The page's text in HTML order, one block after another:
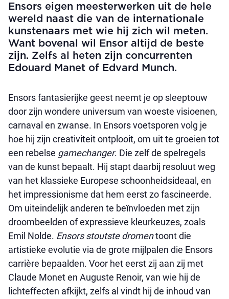
Ensors eigen meesterwerken uit de hele
wereld naast die van de internationale
kunstenaars met wie hij zich wil meten.
Want bovenal wil Ensor altijd de beste
zijn. Zelfs al heten zijn concurrenten
Edouard Manet of Edvard Munch.
Ensors fantasierijke geest neemt je op sleeptouw
door zijn wondere universum van woeste visioenen,
carnaval en zwanse. In Ensors voetsporen volg je
hoe hij zijn creativiteit ontplooit, om uit te groeien tot
een rebelse gamechanger. Die zelf de spelregels
van de kunst bepaalt. Hij stapt daarbij resoluut weg
van het klassieke Europese schoonheidsideaal, en
het impressionisme dat hem eerst zo fascineerde.
Om uiteindelijk anderen te beïnvloeden met zijn
droombeelden of expressieve kleurkeuzes, zoals
Emil Nolde. Ensors stoutste dromentoont die
artistieke evolutie via de grote mijlpalen die Ensors
carrière bepaalden. Voor het eerst zij aan zij met
Claude Monet en Auguste Renoir, van wie hij de
lichteffecten afkijkt, zelfs al vindt hij de inhoud van